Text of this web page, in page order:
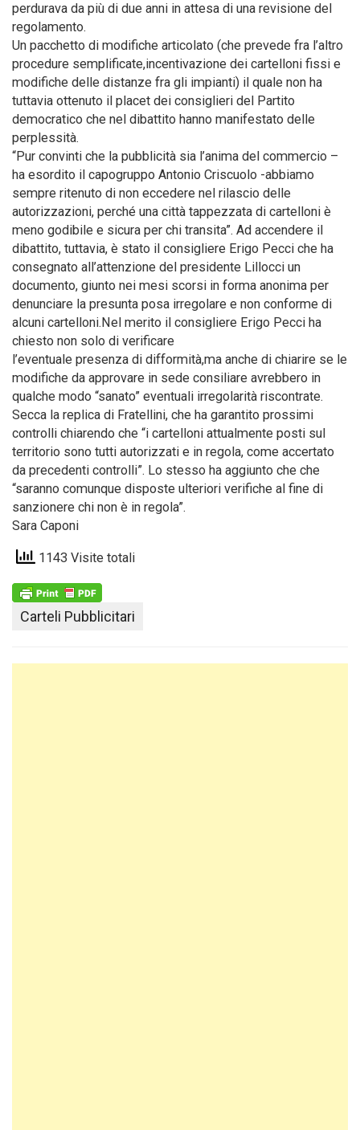
perdurava da più di due anni in attesa di una revisione del
regolamento.
Un pacchetto di modifiche articolato (che prevede fra l’altro
procedure semplificate,incentivazione dei cartelloni fissi e
modifiche delle distanze fra gli impianti) il quale non ha
tuttavia ottenuto il placet dei consiglieri del Partito
democratico che nel dibattito hanno manifestato delle
perplessità.
“Pur convinti che la pubblicità sia l’anima del commercio –
ha esordito il capogruppo Antonio Criscuolo -abbiamo
sempre ritenuto di non eccedere nel rilascio delle
autorizzazioni, perché una città tappezzata di cartelloni è
meno godibile e sicura per chi transita”. Ad accendere il
dibattito, tuttavia, è stato il consigliere Erigo Pecci che ha
consegnato all’attenzione del presidente Lillocci un
documento, giunto nei mesi scorsi in forma anonima per
denunciare la presunta posa irregolare e non conforme di
alcuni cartelloni.Nel merito il consigliere Erigo Pecci ha
chiesto non solo di verificare
l’eventuale presenza di difformità,ma anche di chiarire se le
modifiche da approvare in sede consiliare avrebbero in
qualche modo “sanato” eventuali irregolarità riscontrate.
Secca la replica di Fratellini, che ha garantito prossimi
controlli chiarendo che “i cartelloni attualmente posti sul
territorio sono tutti autorizzati e in regola, come accertato
da precedenti controlli”. Lo stesso ha aggiunto che che
“saranno comunque disposte ulteriori verifiche al fine di
sanzionere chi non è in regola”.
Sara Caponi
1143 Visite totali
Carteli Pubblicitari